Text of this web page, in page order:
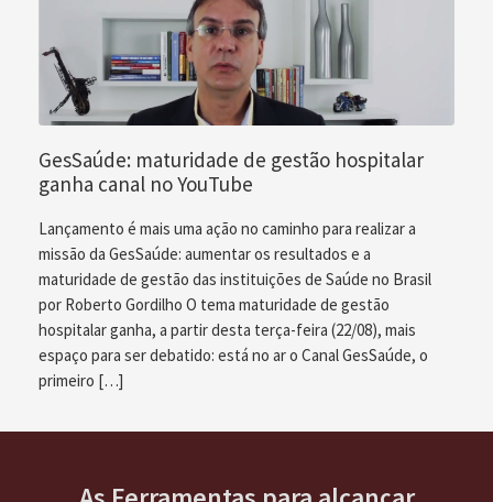
GesSaúde: maturidade de gestão hospitalar
ganha canal no YouTube
Lançamento é mais uma ação no caminho para realizar a
missão da GesSaúde: aumentar os resultados e a
maturidade de gestão das instituições de Saúde no Brasil
por Roberto Gordilho O tema maturidade de gestão
hospitalar ganha, a partir desta terça-feira (22/08), mais
espaço para ser debatido: está no ar o Canal GesSaúde, o
primeiro […]